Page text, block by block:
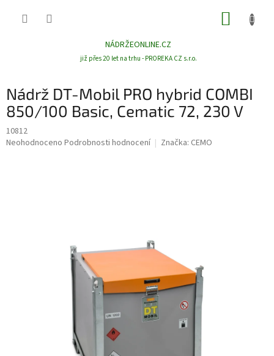
NÁDRŽEONLINE.CZ
již přes 20 let na trhu - PROREKA CZ s.r.o.
Nádrž DT-Mobil PRO hybrid COMBI
850/100 Basic, Cematic 72, 230 V
10812
Průměrné
Neohodnoceno Podrobnosti hodnocení Značka: CEMO